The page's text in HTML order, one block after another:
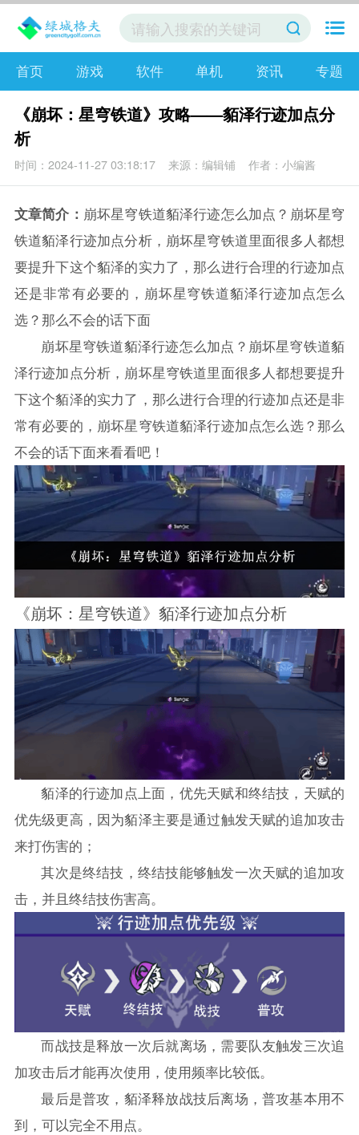
首页 游戏 软件 单机 资讯 专题
《崩坏：星穹铁道》攻略——貊泽行迹加点分
析
时间：2024-11-27 03:18:17 来源：编辑铺 作者：小编酱
文章简介： 崩坏星穹铁道貊泽行迹怎么加点？崩坏星穹
铁道貊泽行迹加点分析，崩坏星穹铁道里面很多人都想
要提升下这个貊泽的实力了，那么进行合理的行迹加点
还是非常有必要的，崩坏星穹铁道貊泽行迹加点怎么
选？那么不会的话下面
崩坏星穹铁道貊泽行迹怎么加点？ 崩坏星穹铁道貊
泽行迹加点分析， 崩坏星穹铁道里面很多人都想要提升
下这个貊泽的实力了，那么进行合理的行迹加点还是非
常有必要的， 崩坏星穹铁道貊泽行迹加点怎么选？那么
不会的话下面来看看吧！
《崩坏：星穹铁道》貊泽行迹加点分析
貊泽的行迹加点上面，优先天赋和终结技，天赋的
优先级更高，因为貊泽主要是通过触发天赋的追加攻击
来打伤害的；
其次是终结技，终结技能够触发一次天赋的追加攻
击，并且终结技伤害高。
而战技是释放一次后就离场，需要队友触发三次追
加攻击后才能再次使用，使用频率比较低。
最后是普攻，貊泽释放战技后离场，普攻基本用不
到，可以完全不用点。